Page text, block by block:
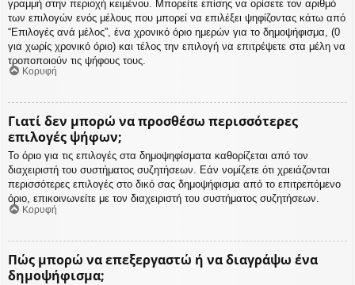
γραμμή στην περιοχή κειμένου. Μπορείτε επίσης να ορίσετε τον αριθμό
των επιλογών ενός μέλους που μπορεί να επιλέξει ψηφίζοντας κάτω από
“Επιλογές ανά μέλος”, ένα χρονικό όριο ημερών για το δημοψήφισμα, (0
για χωρίς χρονικό όριο) και τέλος την επιλογή να επιτρέψετε στα μέλη να
τροποποιούν τις ψήφους τους.
Κορυφή
Γιατί δεν μπορώ να προσθέσω περισσότερες
επιλογές ψήφων;
Το όριο για τις επιλογές στα δημοψηφίσματα καθορίζεται από τον
διαχειριστή του συστήματος συζητήσεων. Εάν νομίζετε ότι χρειάζονται
περισσότερες επιλογές στο δικό σας δημοψήφισμα από το επιτρεπόμενο
όριο, επικοινωνείτε με τον διαχειριστή του συστήματος συζητήσεων.
Κορυφή
Πώς μπορώ να επεξεργαστώ ή να διαγράψω ένα
δημοψήφισμα;